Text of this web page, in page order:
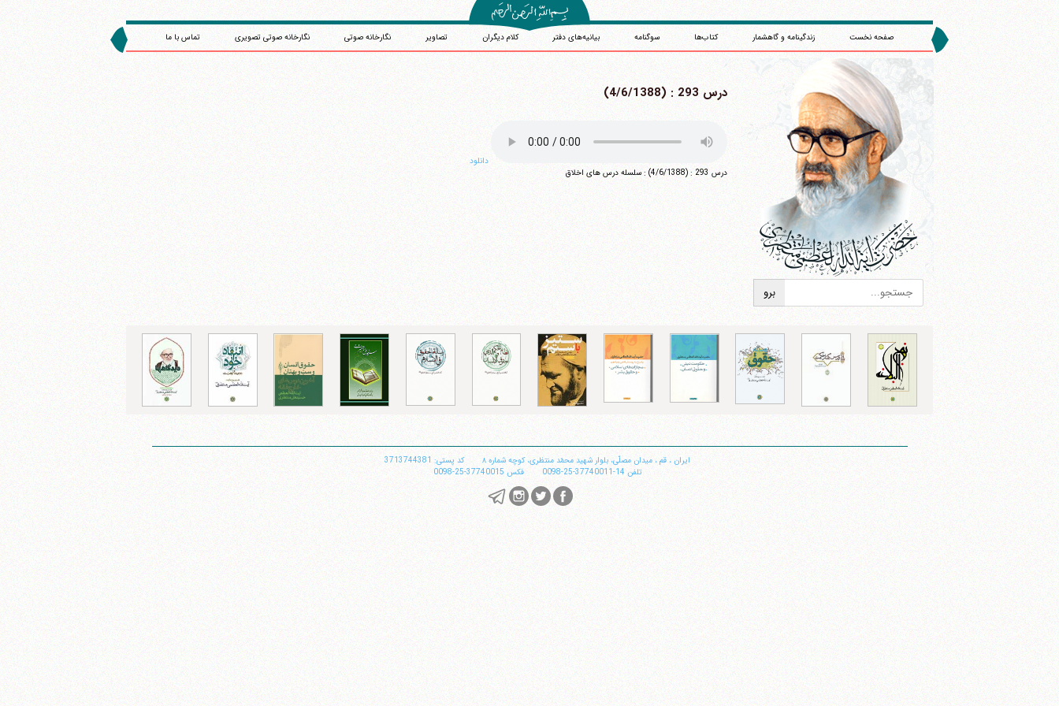
صفحه نخست زندگینامه و گاهشمار کتاب‌ها سوگنامه بیانیه‌های دفتر کلام دیگران تصاویر نگارخانه صوتی نگارخانه صوتی تصویری تماس با ما
درس 293 : (4/6/1388)
دانلود
درس 293 : (4/6/1388) : سلسله درس های اخلاق
ایران ، قم ، میدان مصلّی، بلوار شهید محمّد منتظری، كوچه شماره ٨
کد پستی: 3713744381
تلفن 14-37740011-25-0098 فکس 37740015-25-0098
وب سایت رسمی آیت‌الله منتظری
فکس37740015-25-98+